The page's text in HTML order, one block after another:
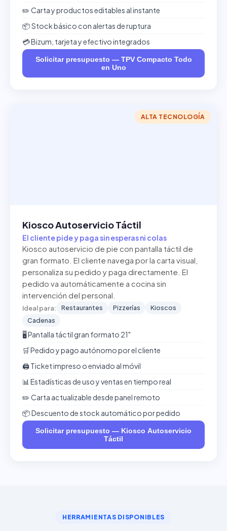
✏️ Carta y productos editables al instante
📦 Stock básico con alertas de ruptura
💳 Bizum, tarjeta y efectivo integrados
Solicitar presupuesto — TPV Compacto Todo
en Uno
ALTA TECNOLOGÍA
Kiosco Autoservicio Táctil
El cliente pide y paga sin esperas ni colas
Kiosco autoservicio de pie con pantalla táctil de
gran formato. El cliente navega por la carta visual,
personaliza su pedido y paga directamente. El
pedido va automáticamente a cocina sin
intervención del personal.
Ideal para: Restaurantes Pizzerías
Kioscos
Cadenas
🖥️ Pantalla táctil gran formato 21"
🛒 Pedido y pago autónomo por el cliente
🖨️ Ticket impreso o enviado al móvil
📊 Estadísticas de uso y ventas en tiempo real
✏️ Carta actualizable desde panel remoto
📦 Descuento de stock automático por pedido
Solicitar presupuesto — Kiosco Autoservicio
Táctil
HERRAMIENTAS DISPONIBLES